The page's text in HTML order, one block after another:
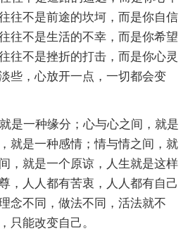
往不是前途的坎坷，而是你自信
往不是生活的不幸，而是你希望
往不是挫折的打击，而是你心灵
些，心放开一点，一切都会变
是一种缘分；心与心之间，就是
就是一种感情；情与情之间，就
，就是一个原谅，人生就是这样
，人人都有苦衷，人人都有自己
念不同，做法不同，活法就不
只能改变自己。